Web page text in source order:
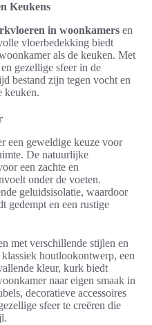
Keukens
in woonkamers en
vloerbedekking biedt
als de keuken. Met
gezellige sfeer in de
bestand zijn tegen vocht en
keuken.
een geweldige keuze voor
De natuurlijke
een zachte en
onder de voeten.
geluidsisolatie, waardoor
gedempt en een rustige
met verschillende stijlen en
houtlookontwerp, een
kleur, kurk biedt
naar eigen smaak in
decoratieve accessoires
sfeer te creëren die